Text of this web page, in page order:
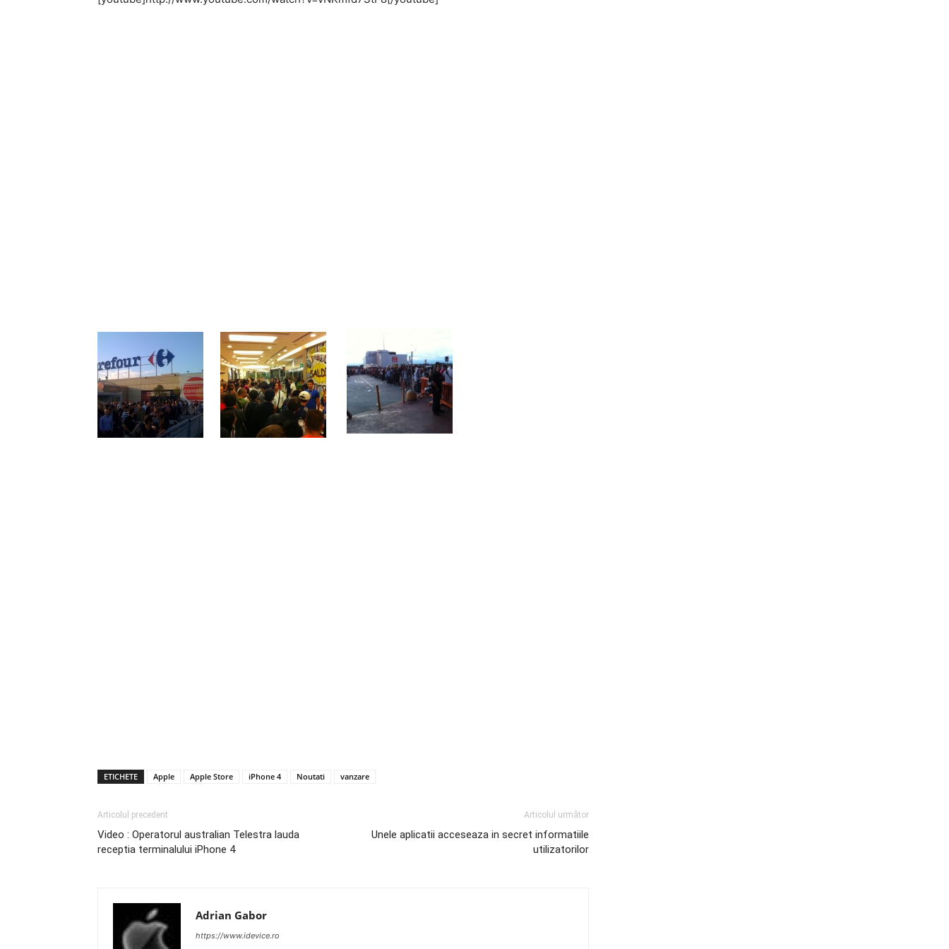
ETICHETE Apple Apple Store iPhone 4 Noutati vanzare
Articolul precedent
Video : Operatorul australian Telestra lauda
receptia terminalului iPhone 4
Articolul următor
Unele aplicatii acceseaza in secret informatiile
utilizatorilor
Adrian Gabor
https://www.idevice.ro